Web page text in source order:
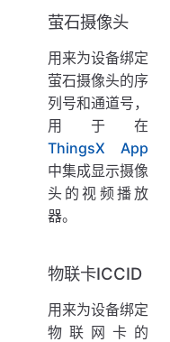
萤石摄像头
用来为设备绑定
萤石摄像头的序
列号和通道号，
用于在
ThingsX App
中集成显示摄像
头的视频播放
器。
物联卡ICCID
用来为设备绑定
物联网卡的